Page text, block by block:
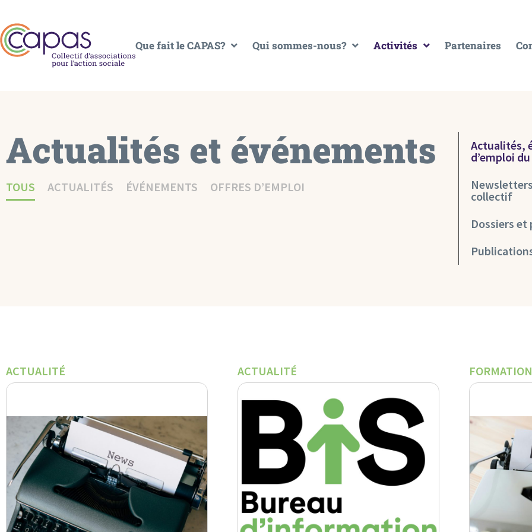
Que fait le CAPAS? Qui sommes-nous? Activités Partenaires
Actualités et événements
TOUS ACTUALITÉS ÉVÉNEMENTS OFFRES D’EMPLOI
Actualités,
d’emploi du
collectif
Dossiers
ACTUALITÉ ACTUALITÉ FORMATION